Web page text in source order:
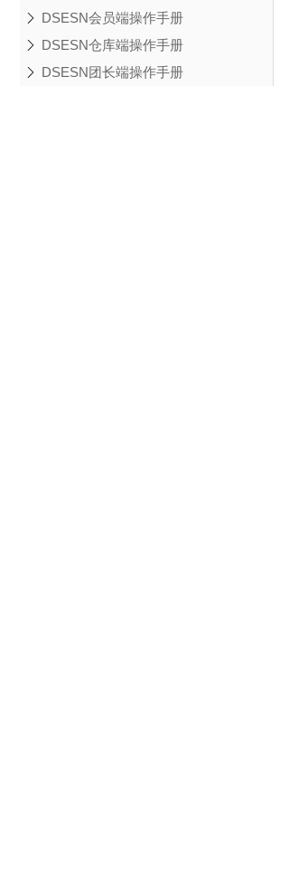
DSESN会员端操作手册
DSESN仓库端操作手册
DSESN团长端操作手册